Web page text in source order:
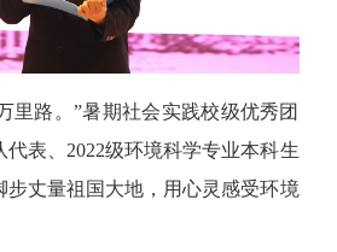
里路。”暑期社会实践校级优秀团
表、 2022级环境科学专业本科生
步丈量祖国大地，用心灵感受环境